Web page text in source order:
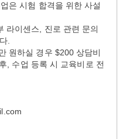
은 시험 합격을 위한 사설
라이센스, 진로 관련 문의
.
원하실 경우 $200 상담비
, 수업 등록 시 교육비로 전